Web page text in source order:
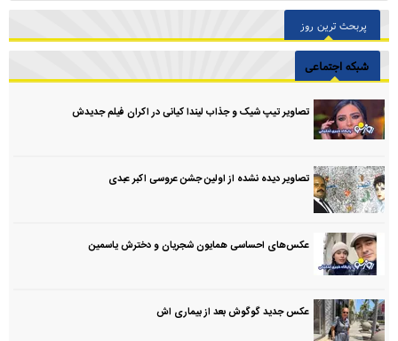
پربحث ترین روز
شبکه اجتماعی
تصاویر تیپ شیک و جذاب لیندا کیانی در اکران فیلم جدیدش
تصاویر دیده نشده از اولین جشن عروسی اکبر عبدی
عکس‌های احساسی همایون شجریان و دخترش یاسمین
عکس جدید گوگوش بعد از بیماری اش